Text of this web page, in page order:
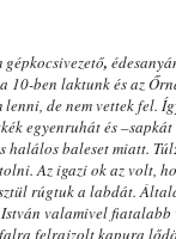
gépkocsivezető,
10-ben laktunk és az
de nem vettek fel.
egyenruhát és
halálos baleset miatt.
Az igazi ok az volt,
rúgtuk a labdát.
valamivel
felrajzolt kapura